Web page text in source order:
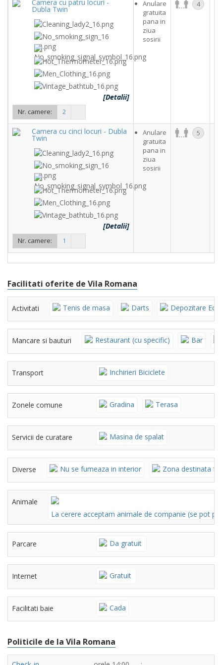
Camera cu patru locuri -
Dubla Twin
[Detalii]
Nr. camere: 2
Anulare
gratuita
pana in
ziua
sosirii
4
Camera cu cinci locuri - Dubla
Twin
[Detalii]
Nr. camere: 1
Anulare
gratuita
pana in
ziua
sosirii
5
Facilitati oferite de Vila Romana
Activitati Tenis de masa Darts Depozitare
Mancare si bauturi Restaurant (cu specific) Bar
Transport Inchirieri Biciclete
Zonele comune Gradina Terasa
Servicii de curatare Masina de spalat
Diverse Nu se fumeaza in interior Zona destinata
Animale
La cerere acceptam animale de companie (se pot
Parcare Da gratuit
Internet Gratuit
Facilitati baie Cada
Politicile de la Vila Romana